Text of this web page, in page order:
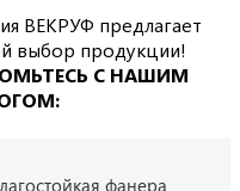
ВЕКРУФ предлагает
выбор продукции!
С НАШИМ
фанера